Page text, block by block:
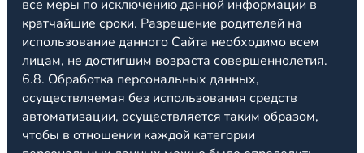
все меры по исключению данной информации в
кратчайшие сроки. Разрешение родителей на
использование данного Сайта необходимо всем
лицам, не достигшим возраста совершеннолетия.
6.8. Обработка персональных данных,
осуществляемая без использования средств
автоматизации, осуществляется таким образом,
чтобы в отношении каждой категории